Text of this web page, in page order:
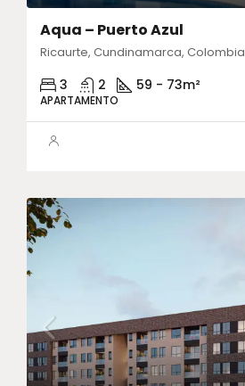
Aqua – Puerto Azul
Ricaurte, Cundinamarca, Colombia
3 2 59 - 73m²
APARTAMENTO